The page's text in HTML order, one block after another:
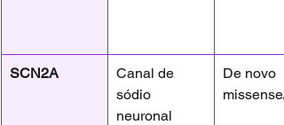
SCN2A
Canal de
sódio
neuronal
De novo